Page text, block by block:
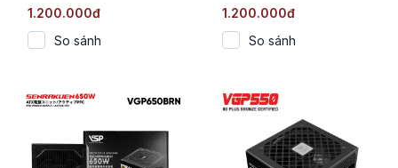
(650W / 80 Plus Gold /
Straight Line / Tụ Nhật)
1.200.000đ
So sánh
(750W / 80 Plus
Bronze / ATX 3.1 / PCIe
5.1)
1.200.000đ
So sánh